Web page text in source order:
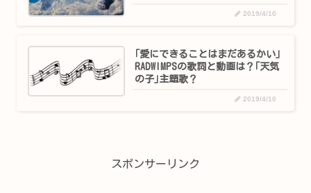
2019/4/10
｢愛にできることはまだあるかい｣
RADWIMPSの歌詞と動画は？｢天気
の子｣主題歌？
2019/4/10
スポンサーリンク